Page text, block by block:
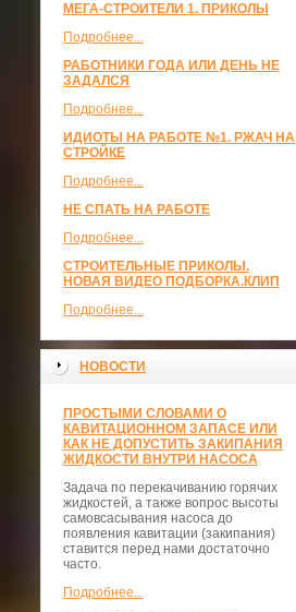
МЕГА-СТРОИТЕЛИ 1. ПРИКОЛЫ
Подробнее...
РАБОТНИКИ ГОДА ИЛИ ДЕНЬ НЕ
ЗАДАЛСЯ
Подробнее...
ИДИОТЫ НА РАБОТЕ №1. РЖАЧ НА
СТРОЙКЕ
Подробнее...
НЕ СПАТЬ НА РАБОТЕ
Подробнее...
СТРОИТЕЛЬНЫЕ ПРИКОЛЫ.
НОВАЯ ВИДЕО ПОДБОРКА.КЛИП
Подробнее...
НОВОСТИ
ПРОСТЫМИ СЛОВАМИ О
КАВИТАЦИОННОМ ЗАПАСЕ ИЛИ
КАК НЕ ДОПУСТИТЬ ЗАКИПАНИЯ
ЖИДКОСТИ ВНУТРИ НАСОСА
Задача по перекачиванию горячих
жидкостей, а также вопрос высоты
самовсасывания насоса до
появления кавитации (закипания)
ставится перед нами достаточно
часто.
Подробнее...